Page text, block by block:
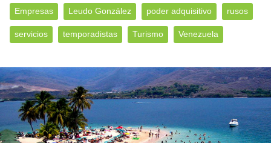
Empresas Leudo González poder adquisitivo rusos
servicios temporadistas Turismo Venezuela